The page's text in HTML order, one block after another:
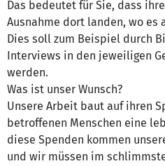
Das bedeutet für Sie, dass
Ausnahme dort landen, wo es
Dies soll zum Beispiel durch
Interviews in den jeweiligen
werden.
Was ist unser Wunsch?
Unsere Arbeit baut auf ihren
betroffenen Menschen eine
diese Spenden kommen
und wir müssen im